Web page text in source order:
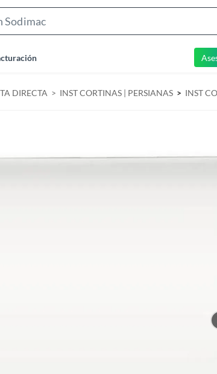
h
DIRECTA INST CORTINAS | PERSIANAS INST